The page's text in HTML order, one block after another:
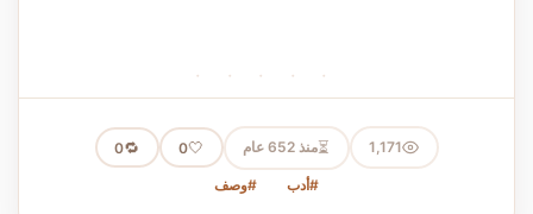
· · · · ·
1,171
⏳منذ 652 عام 🤍
0
🔁
0
#أدب #وصف